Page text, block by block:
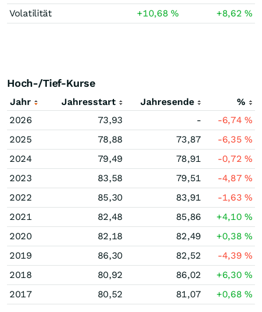
Volatilität
+10,68% +8,62%
Hoch-/Tief-Kurse
Jahr Jahresstart Jahresende
%
2026
73,93 - -6,74%
2025
78,88 73,87 -6,35%
2024
79,49 78,91 -0,72%
2023
83,58 79,51 -4,87%
2022
85,30 83,91 -1,63%
2021
82,48 85,86 +4,10%
2020
82,18 82,49 +0,38%
2019
86,30 82,52 -4,39%
2018
80,92 86,02 +6,30%
2017
80,52 81,07 +0,68%